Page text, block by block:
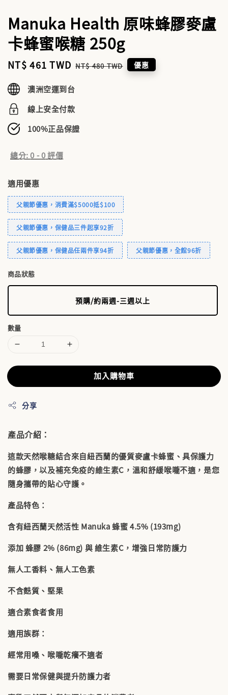
Manuka Health 原味蜂膠麥盧
卡蜂蜜喉糖 250g
Sale
NT$ 461 TWD Regular
NT$ 480 TWD 優惠
澳洲空運到台
線上安全付款
100%正品保證
總分:0 -0評價
適用優惠
父親節優惠，消費滿$5000抵$100
父親節優惠，保健品三件起享92折
父親節優惠，保健品任兩件享94折 父親節優惠，全館96折
商品狀態
預購/約兩週-三週以上
數量
加入購物車
分享
產品介紹：
這款天然喉糖結合來自紐西蘭的優質麥盧卡蜂蜜、具保護力
的蜂膠，以及補充免疫的維生素C，溫和舒緩喉嚨不適，是您
隨身攜帶的貼心守護。
產品特色：
含有紐西蘭天然活性 Manuka 蜂蜜 4.5% (193mg)
添加 蜂膠 2% (86mg) 與 維生素C，增強日常防護力
無人工香料、無人工色素
不含麩質、堅果
適合素食者食用
適用族群：
經常用嗓、喉嚨乾癢不適者
需要日常保健與提升防護力者